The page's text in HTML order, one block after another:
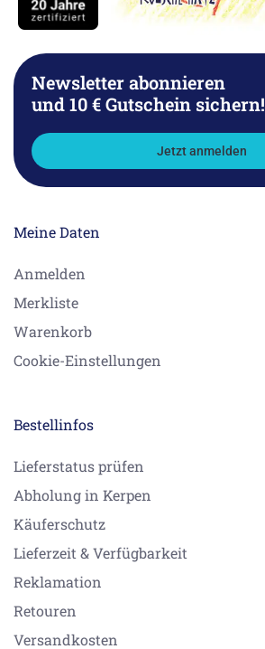
Newsletter abonnieren
und 10 € Gutschein sichern!
Jetzt anmelden
Meine Daten
Anmelden
Merkliste
Warenkorb
Cookie-Einstellungen
Bestellinfos
Lieferstatus prüfen
Abholung in Kerpen
Käuferschutz
Lieferzeit & Verfügbarkeit
Reklamation
Retouren
Versandkosten